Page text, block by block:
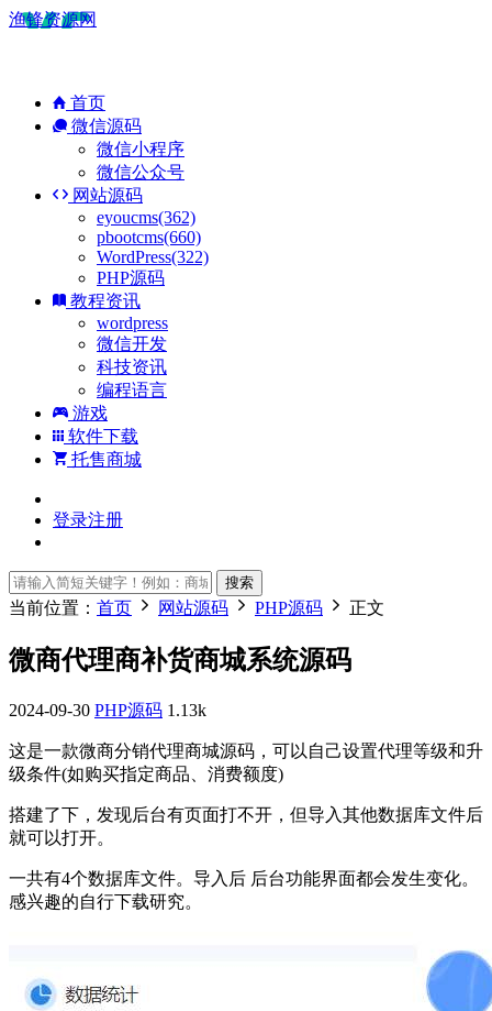
渔锋资源网
首页
微信源码
微信小程序
微信公众号
网站源码
eyoucms(362)
pbootcms(660)
WordPress(322)
PHP源码
教程资讯
wordpress
微信开发
科技资讯
编程语言
游戏
软件下载
托售商城
登录注册
搜索
当前位置： 首页 网站源码 PHP源码 正文
微商代理商补货商城系统源码
2024-09-30 PHP源码 1.13k
这是一款微商分销代理商城源码，可以自己设置代理等级和升
级条件(如购买指定商品、消费额度)
搭建了下，发现后台有页面打不开，但导入其他数据库文件后
就可以打开。
一共有4个数据库文件。导入后 后台功能界面都会发生变化。
感兴趣的自行下载研究。